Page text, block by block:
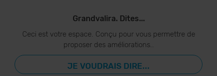
Grandvalira. Dites...
Ceci est votre espace. Conçu pour vous permettre de
proposer des améliorations..
JE VOUDRAIS DIRE...